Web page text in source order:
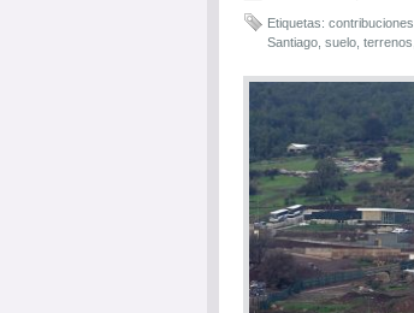
Etiquetas: contribuciones
Santiago suelo terrenos